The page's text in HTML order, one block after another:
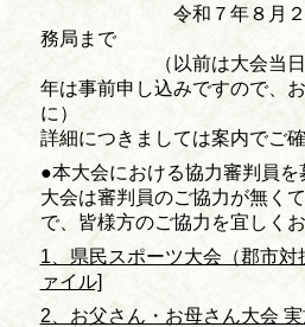
令和７年８月２４日
務局まで
（以前は大会当日の
年は事前申し込みですので、
に）
詳細につきましては案内でご確
●本大会における協力審判員を
大会は審判員のご協力が無く
で、皆様方のご協力を宜しく
1、県民スポーツ大会（郡市対
ァイル]
2、お父さん・お母さん大会